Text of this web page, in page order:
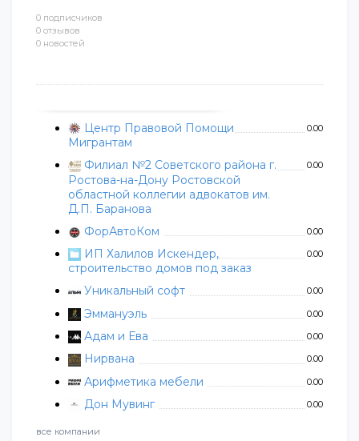
0 подписчиков
0 отзывов
0 новостей
Центр Правовой Помощи
Мигрантам
0.00
Филиал №2 Советского района г.
Ростова-на-Дону Ростовской
областной коллегии адвокатов им.
Д.П. Баранова
0.00
ФорАвтоКом 0.00
ИП Халилов Искендер,
строительство домов под заказ
0.00
Уникальный софт 0.00
Эммануэль 0.00
Адам и Ева 0.00
Нирвана 0.00
Арифметика мебели 0.00
Дон Мувинг 0.00
все компании